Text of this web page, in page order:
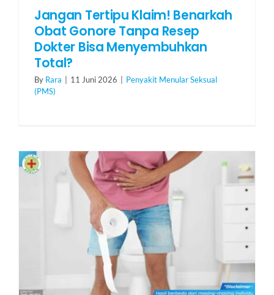
Jangan Tertipu Klaim! Benarkah
Obat Gonore Tanpa Resep
Dokter Bisa Menyembuhkan
Total?
By Rara 11 Juni 2026
Penyakit Menular Seksual
(PMS)